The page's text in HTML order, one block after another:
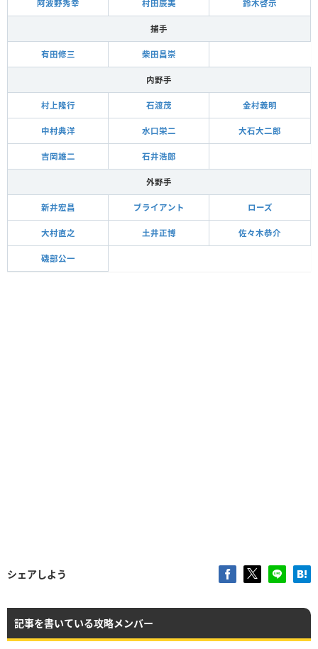
阿波野秀幸 村田辰美 鈴木啓示
捕手
有田修三 柴田昌崇
内野手
村上隆行 石渡茂 金村義明
中村典洋 水口栄二 大石大二郎
吉岡雄二 石井浩郎
外野手
新井宏昌 ブライアント ローズ
大村直之 土井正博 佐々木恭介
磯部公一
シェアしよう
記事を書いている攻略メンバー